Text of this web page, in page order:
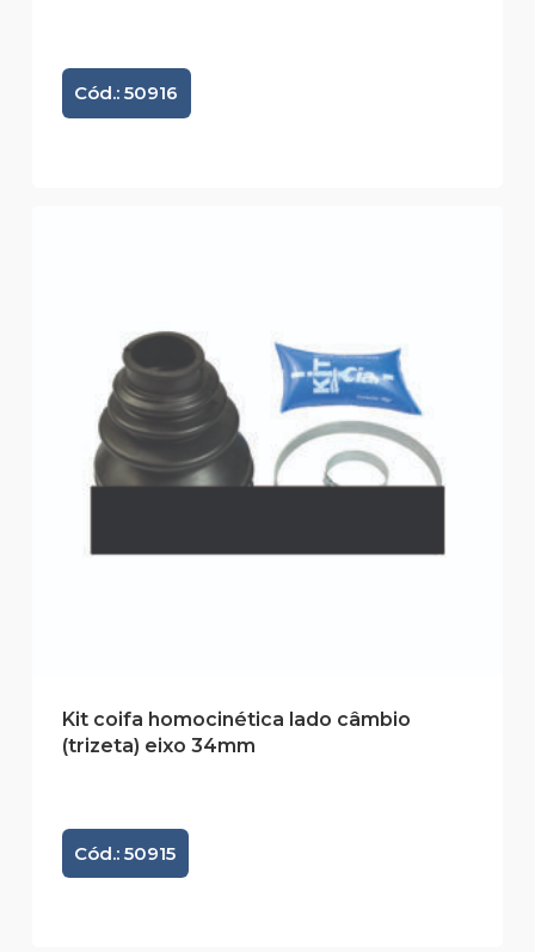
Cód.: 50916
Kit coifa homocinética lado câmbio
(trizeta) eixo 34mm
Cód.: 50915